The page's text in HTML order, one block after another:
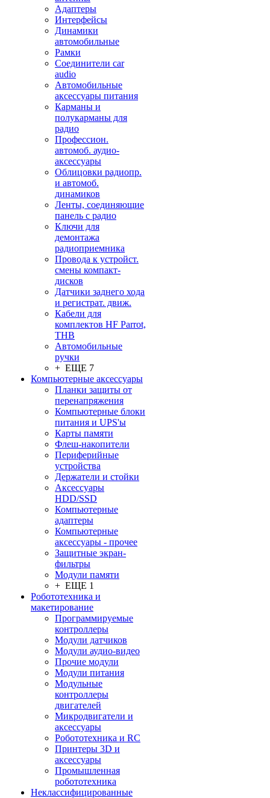
Адаптеры
Интерфейсы
Динамики
автомобильные
Рамки
Соединители car
audio
Автомобильные
аксессуары питания
Карманы и
полукарманы для
радио
Профессион.
автомоб. аудио-
аксессуары
Облицовки радиопр.
и автомоб.
динамиков
Ленты, соединяющие
панель с радио
Ключи для
демонтажа
радиоприемника
Провода к устройст.
смены компакт-
дисков
Датчики заднего хода
и регистрат. движ.
Кабели для
комплектов HF Parrot,
THB
Автомобильные
ручки
+ ЕЩЕ 7
Компьютерные аксессуары
Планки защиты от
перенапряжения
Компьютерные блоки
питания и UPS'ы
Карты памяти
Флеш-накопители
Периферийные
устройства
Держатели и стойки
Аксессуары
HDD/SSD
Компьютерные
адаптеры
Компьютерные
аксессуары - прочее
Защитные экран-
фильтры
Модули памяти
+ ЕЩЕ 1
Робототехника и
макетирование
Программируемые
контроллеры
Модули датчиков
Модули аудио-видео
Прочие модули
Модули питания
Модульные
контроллеры
двигателей
Микродвигатели и
аксессуары
Робототехника и RC
Принтеры 3D и
аксессуары
Промышленная
робототехника
Неклассифицированные